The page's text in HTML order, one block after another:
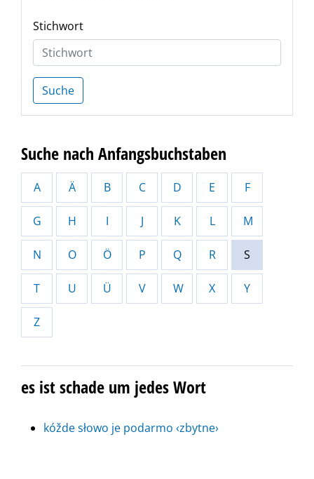
Stichwort
Suche
Suche nach Anfangsbuchstaben
A Ä B C D E F
G H I J K L M
N O Ö P Q R S
T U Ü V W X Y
Z
es ist schade um jedes Wort
kóžde słowo je podarmo ‹zbytne›